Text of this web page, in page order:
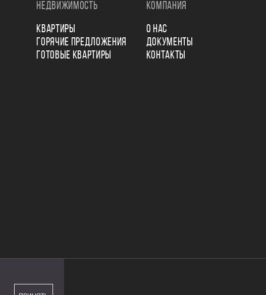
НЕДВИЖИМОСТЬ
КВАРТИРЫ
ГОРЯЧИЕ ПРЕДЛОЖЕНИЯ
ГОТОВЫЕ КВАРТИРЫ
КОМПАНИЯ
О НАС
ДОКУМЕНТЫ
КОНТАКТЫ